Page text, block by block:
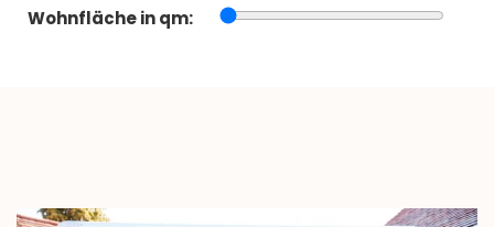
Wohnfläche in qm: